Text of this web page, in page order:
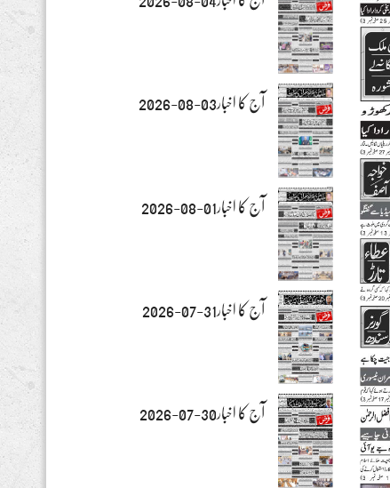
آج کا اخبار03-08-2026
آج کا اخبار01-08-2026
آج کا اخبار31-07-2026
آج کا اخبار30-07-2026